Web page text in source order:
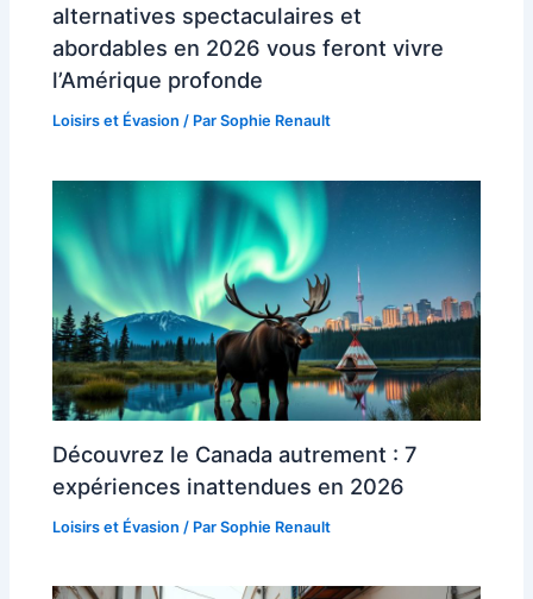
alternatives spectaculaires et
abordables en 2026 vous feront vivre
l’Amérique profonde
Loisirs et Évasion / ParSophie Renault
Découvrez le Canada autrement : 7
expériences inattendues en 2026
Loisirs et Évasion / ParSophie Renault